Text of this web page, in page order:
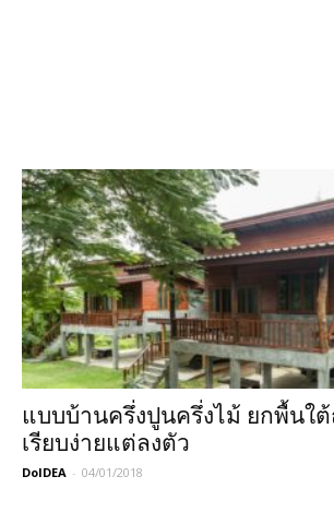
แบบบ้านครึ่งปูนครึ่งไม้ ยกพื้นใต้
เรียบง่ายแต่ลงตัว
DoIDEA - 04/01/2018